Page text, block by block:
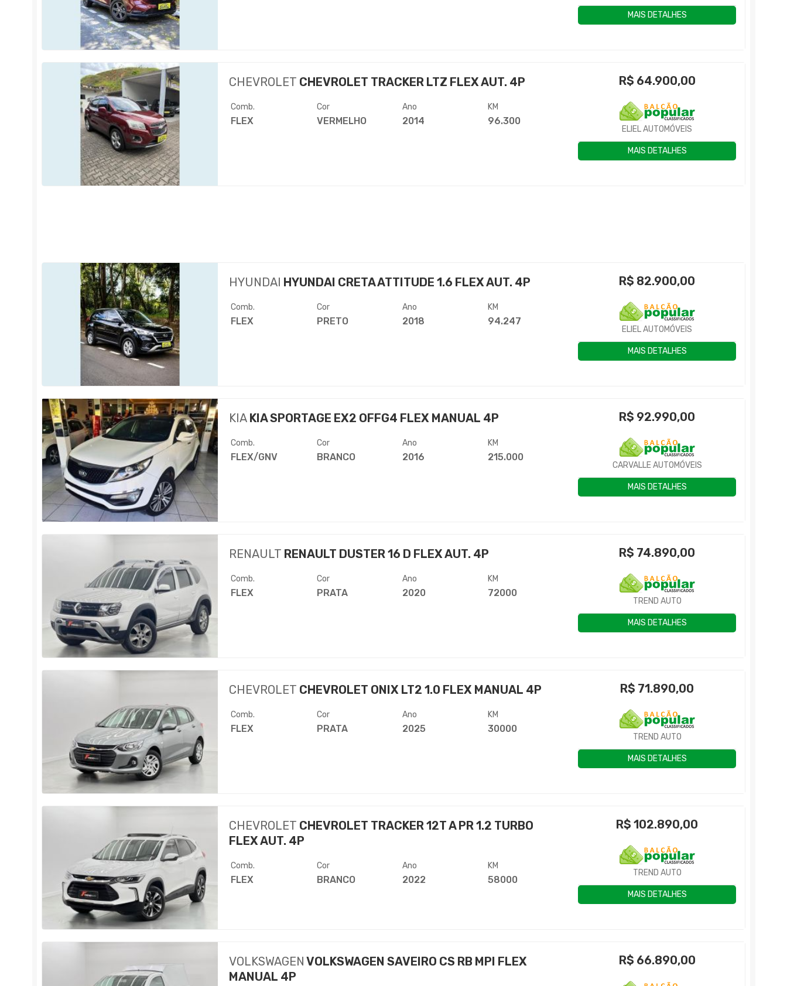
MAIS DETALHES
CHEVROLET CHEVROLET TRACKER LTZ FLEX AUT. 4P
Comb.
FLEX
Cor
VERMELHO
Ano
2014
KM
96.300
R$ 64.900,00
ELIEL AUTOMÓVEIS
MAIS DETALHES
HYUNDAI HYUNDAI CRETA ATTITUDE 1.6 FLEX AUT. 4P
Comb.
FLEX
Cor
PRETO
Ano
2018
KM
94.247
R$ 82.900,00
ELIEL AUTOMÓVEIS
MAIS DETALHES
KIAKIA SPORTAGE EX2 OFFG4 FLEX MANUAL 4P
Comb.
FLEX/GNV
Cor
BRANCO
Ano
2016
KM
215.000
R$ 92.990,00
CARVALLE AUTOMÓVEIS
MAIS DETALHES
RENAULT RENAULT DUSTER 16 D FLEX AUT. 4P
Comb.
FLEX
Cor
PRATA
Ano
2020
KM
72000
R$ 74.890,00
TREND AUTO
MAIS DETALHES
CHEVROLET CHEVROLET ONIX LT2 1.0 FLEX MANUAL 4P
Comb.
FLEX
Cor
PRATA
Ano
2025
KM
30000
R$ 71.890,00
TREND AUTO
MAIS DETALHES
CHEVROLET CHEVROLET TRACKER 12T A PR 1.2 TURBO
FLEX AUT. 4P
Comb.
FLEX
Cor
BRANCO
Ano
2022
KM
58000
R$102.890,00
TREND AUTO
MAIS DETALHES
VOLKSWAGEN VOLKSWAGEN SAVEIRO CS RB MPI FLEX
MANUAL 4P
R$ 66.890,00